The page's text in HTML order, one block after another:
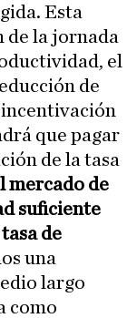
Esta
de la jornada
el
de
que pagar
de la tasa
mercado de
suficiente
de
una
largo
como